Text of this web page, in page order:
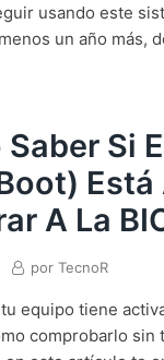
usando este
un año más,
Saber Si
A La
por TecnoR
equipo tiene
comprobarlo sin